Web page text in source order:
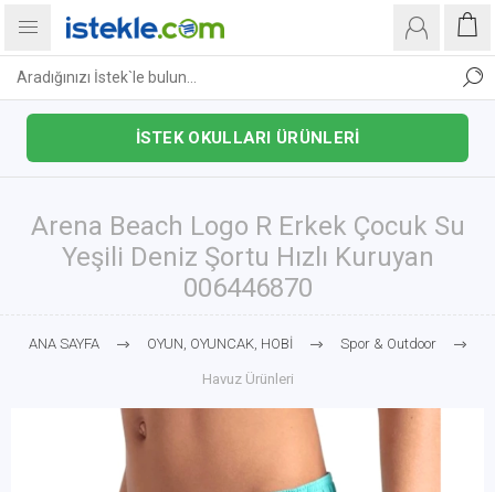
İSTEK OKULLARI ÜRÜNLERİ
Arena Beach Logo R Erkek Çocuk Su
Yeşili Deniz Şortu Hızlı Kuruyan
006446870
ANA SAYFA OYUN, OYUNCAK, HOBİ Spor & Outdoor
Havuz Ürünleri